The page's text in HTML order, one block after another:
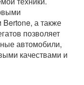
Bertone, а также
позволяет
автомобили,
качествами и